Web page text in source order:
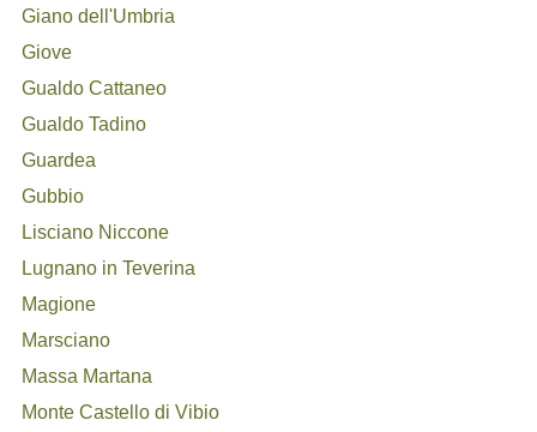
Giano dell'Umbria
Giove
Gualdo Cattaneo
Gualdo Tadino
Guardea
Gubbio
Lisciano Niccone
Lugnano in Teverina
Magione
Marsciano
Massa Martana
Monte Castello di Vibio